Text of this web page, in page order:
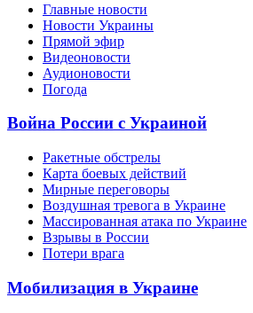
Главные новости
Новости Украины
Прямой эфир
Видеоновости
Аудионовости
Погода
Война России с Украиной
Ракетные обстрелы
Карта боевых действий
Мирные переговоры
Воздушная тревога в Украине
Массированная атака по Украине
Взрывы в России
Потери врага
Мобилизация в Украине